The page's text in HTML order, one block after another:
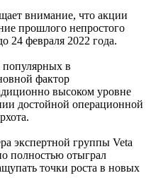
внимание, что акции
прошлого непростого
24 февраля 2022 года.
популярных в
фактор
высоком уровне
достойной операционной
экспертной группы Veta
полностью отыграл
точки роста в новых